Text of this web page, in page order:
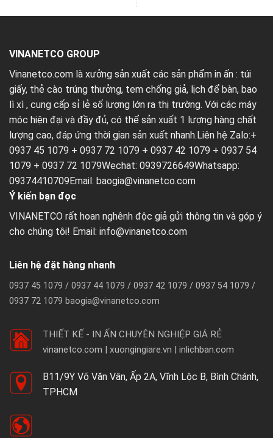
VINANETCO GROUP
Vinanetco.com là xưởng sản xuất các sản phẩm in ấn : túi
giấy, thẻ cào trúng thưởng, tem chống giả, lịch để bàn, bao
lì xì , cung cấp sỉ lẻ số lượng lớn ra thị trường. Với các máy
móc hiện đại và đầy đủ, có thể sản xuất 1 lượng hàng chất
lượng cao, đáp ứng thời gian sản xuất nhanh.Liên hệ Zalo:+
0937 45 1079 + 0937 72 1079 + 0937 42 1079 + 0937 54
1079 + 0937 72 1079Wechat: 0939726649Whatsapp:
09374410709Email: baogia@vinanetco.com
Ý kiến bạn đọc
VINANETCO rất hoan nghênh độc giả gửi thông tin và góp ý
cho chúng tôi! Email: info@vinanetco.com
Liên hệ đặt hàng nhanh
0937 45 1079 / 0937 44 1079 / 0937 42 1079 / 0937 54 1079 /
0937 72 1079 baogia@vinanetco.com
THIẾT KẾ - IN ẤN CHUYÊN NGHIỆP GIÁ RẺ
vinanetco.com | xuongingiare.vn | inlichban.com
B11/9Y Võ Văn Vân, Ấp 2A, Vĩnh Lộc B, Bình Chánh,
TPHCM